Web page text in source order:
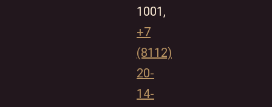
1001,
+7
(8112)
20-
14-